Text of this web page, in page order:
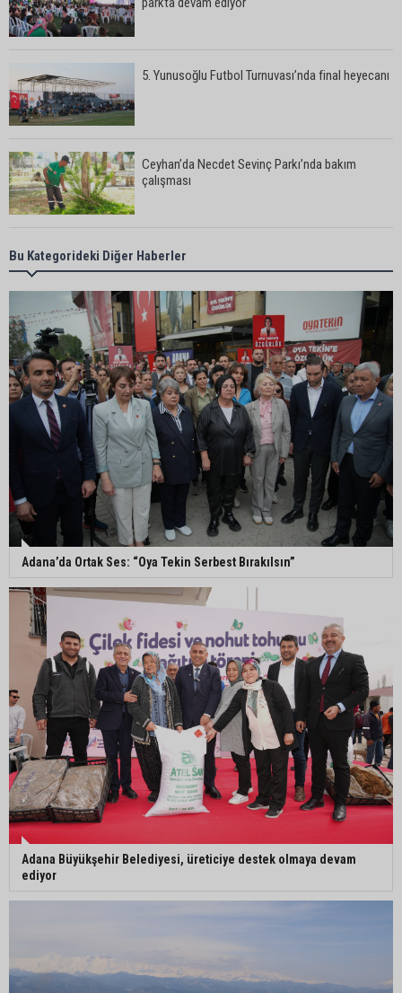
5. Yunusoğlu Futbol Turnuvası’nda final heyecanı
Ceyhan’da Necdet Sevinç Parkı’nda bakım
çalışması
Orhan Bayram’dan AK Parti’ye Yüreğir çıkışı:
“Bizim belediye meclis üyelerimize ne yaptınız?
Sarıçam’da su ürünlerine yönelik denetimler
sürüyor
Ceyhan’da yangına giden itfaiye aracı devrildi: 3
kişi yaralandı
Çukurova Belediye Başkanı Emrah Kozay
CHP’den ayrıldığını açıkladı
Belediye binasına girmek isteyen servisçilere
biber gazlı müdahale
Adana’da taziye evinde silah çeken kişi gözaltına
alındı
Bu Kategorideki Diğer Haberler
Adana’da Ortak Ses: “Oya Tekin Serbest Bırakılsın”
Adana Büyükşehir Belediyesi, üreticiye destek olmaya devam
ediyor